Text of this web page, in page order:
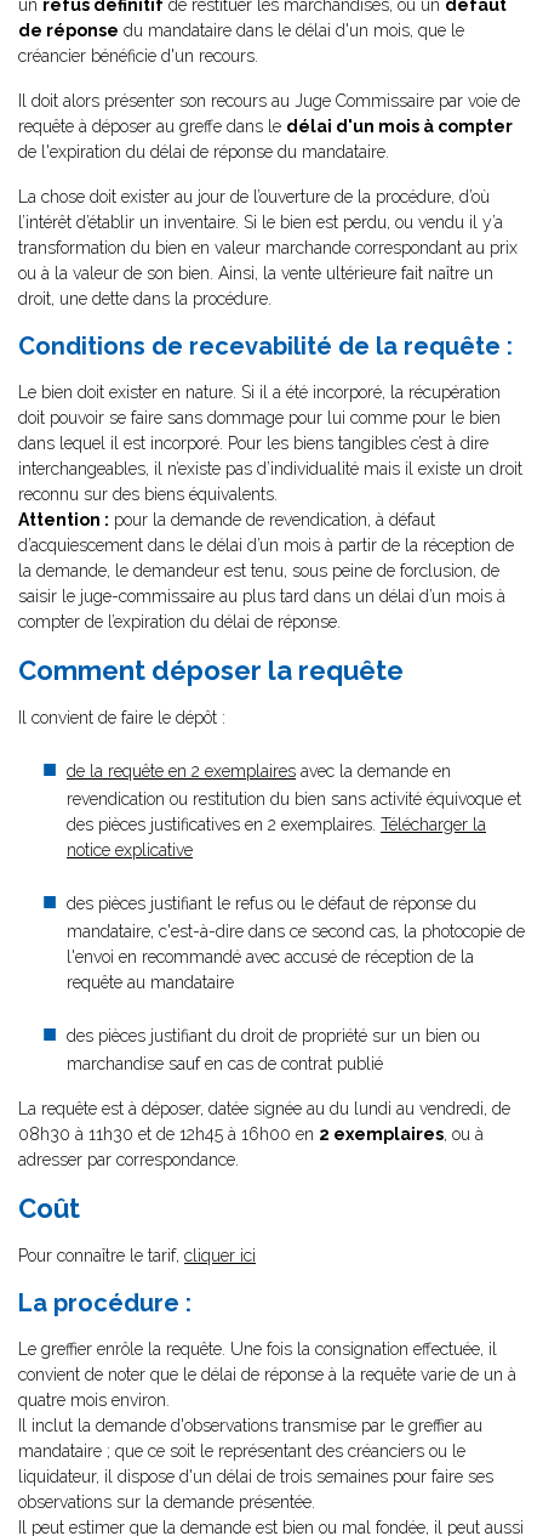
un refus définitif de restituer les marchandises, ou un défaut
de réponse du mandataire dans le délai d'un mois, que le
créancier bénéficie d'un recours.
Il doit alors présenter son recours au Juge Commissaire par voie de
requête à déposer au greffe dans le délai d'un mois à compter
de l'expiration du délai de réponse du mandataire.
La chose doit exister au jour de l’ouverture de la procédure, d’où
l’intérêt d’établir un inventaire. Si le bien est perdu, ou vendu il y’a
transformation du bien en valeur marchande correspondant au prix
ou à la valeur de son bien. Ainsi, la vente ultérieure fait naître un
droit, une dette dans la procédure.
Conditions de recevabilité de la requête :
Le bien doit exister en nature. Si il a été incorporé, la récupération
doit pouvoir se faire sans dommage pour lui comme pour le bien
dans lequel il est incorporé. Pour les biens tangibles c’est à dire
interchangeables, il n’existe pas d’individualité mais il existe un droit
reconnu sur des biens équivalents.
Attention : pour la demande de revendication, à défaut
d’acquiescement dans le délai d’un mois à partir de la réception de
la demande, le demandeur est tenu, sous peine de forclusion, de
saisir le juge-commissaire au plus tard dans un délai d’un mois à
compter de l’expiration du délai de réponse.
Comment déposer la requête
Il convient de faire le dépôt :
de la requête en 2 exemplaires avec la demande en
revendication ou restitution du bien sans activité équivoque et
des pièces justificatives en 2 exemplaires. Télécharger la
notice explicative
des pièces justifiant le refus ou le défaut de réponse du
mandataire, c'est-à-dire dans ce second cas, la photocopie de
l'envoi en recommandé avec accusé de réception de la
requête au mandataire
des pièces justifiant du droit de propriété sur un bien ou
marchandise sauf en cas de contrat publié
La requête est à déposer, datée signée au du lundi au vendredi, de
08h30 à 11h30 et de 12h45 à 16h00 en 2 exemplaires, ou à
adresser par correspondance.
Coût
Pour connaître le tarif, cliquer ici
La procédure :
Le greffier enrôle la requête. Une fois la consignation effectuée, il
convient de noter que le délai de réponse à la requête varie de un à
quatre mois environ.
Il inclut la demande d'observations transmise par le greffier au
mandataire ; que ce soit le représentant des créanciers ou le
liquidateur, il dispose d'un délai de trois semaines pour faire ses
observations sur la demande présentée.
Il peut estimer que la demande est bien ou mal fondée, il peut aussi